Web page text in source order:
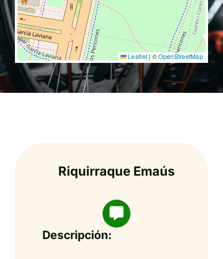
Leaflet |©OpenStreetMap
Riquirraque Emaús
Descripción: